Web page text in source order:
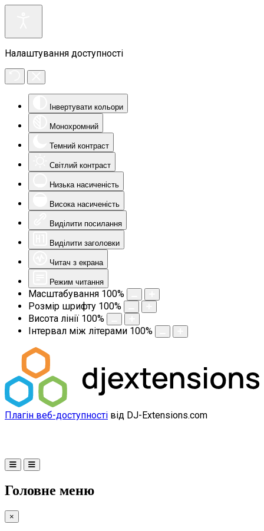
Налаштування доступності
Інвертувати кольори
Монохромний
Темний контраст
Світлий контраст
Низька насиченість
Висока насиченість
Виділити посилання
Виділити заголовки
Читач з екрана
Режим читання
Масштабування 100%
Розмір шрифту 100%
Висота лінії 100%
Інтервал між літерами 100%
Плагін веб-доступності від DJ-Extensions.com
Головне меню
×